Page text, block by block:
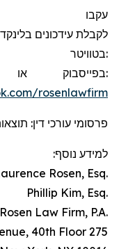
לקבלת עידכונים
בטוויטר:
בפייסבוק:
rosenlawfirm/
פרסומי עורכי דין:
למידע נוסף:
.Laurence Rosen, Esq
.Phillip Kim, Esq
.The Rosen Law Firm, P.A
275 Madison Avenue, 40th Floor